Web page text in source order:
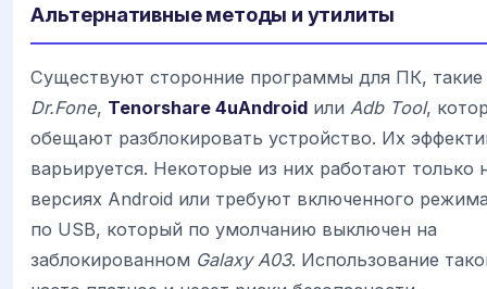
Альтернативные методы и утилиты
Существуют сторонние программы для ПК, такие
Dr.Fone, Tenorshare 4uAndroid или Adb Tool,
обещают разблокировать устройство. Их
варьируется. Некоторые из них работают только
версиях Android или требуют включенного
по USB, который по умолчанию выключен на
заблокированном Galaxy A03. Использование